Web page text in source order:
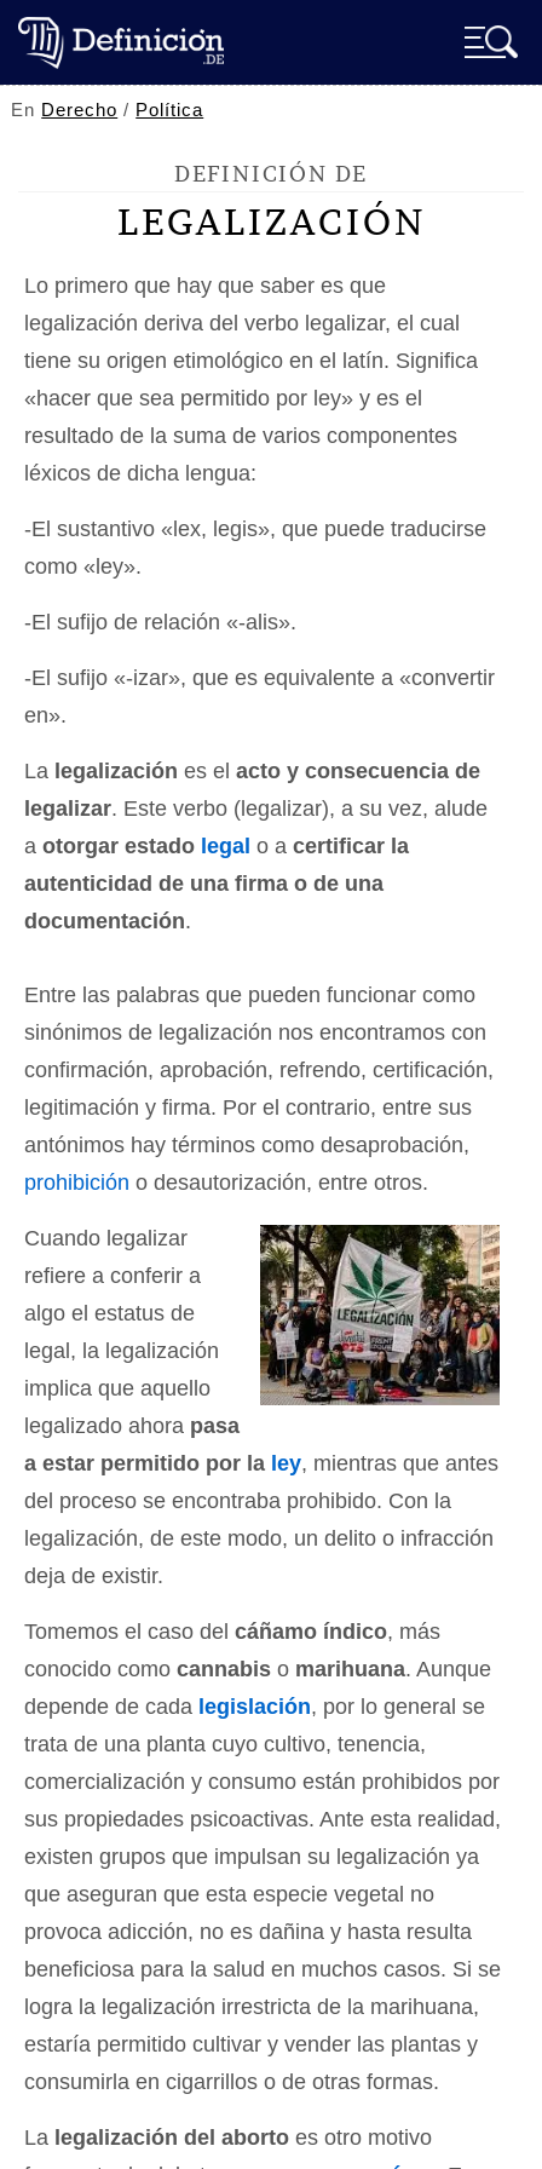
En Derecho / Política
DEFINICIÓN DE
LEGALIZACIÓN
Lo primero que hay que saber es que
legalización deriva del verbo legalizar, el cual
tiene su origen etimológico en el latín. Significa
«hacer que sea permitido por ley» y es el
resultado de la suma de varios componentes
léxicos de dicha lengua:
-El sustantivo «lex, legis», que puede traducirse
como «ley».
-El sufijo de relación «-alis».
-El sufijo «-izar», que es equivalente a «convertir
en».
La legalización es el acto y consecuencia de
legalizar. Este verbo (legalizar), a su vez, alude
a otorgar estado legal o a certificar la
autenticidad de una firma o de una
documentación.
Entre las palabras que pueden funcionar como
sinónimos de legalización nos encontramos con
confirmación, aprobación, refrendo, certificación,
legitimación y firma. Por el contrario, entre sus
antónimos hay términos como desaprobación,
prohibición o desautorización, entre otros.
Cuando legalizar
refiere a conferir a
algo el estatus de
legal, la legalización
implica que aquello
legalizado ahora pasa
a estar permitido por la ley, mientras que antes
del proceso se encontraba prohibido. Con la
legalización, de este modo, un delito o infracción
deja de existir.
Tomemos el caso del cáñamo índico, más
conocido como cannabis o marihuana. Aunque
depende de cada legislación, por lo general se
trata de una planta cuyo cultivo, tenencia,
comercialización y consumo están prohibidos por
sus propiedades psicoactivas. Ante esta realidad,
existen grupos que impulsan su legalización ya
que aseguran que esta especie vegetal no
provoca adicción, no es dañina y hasta resulta
beneficiosa para la salud en muchos casos. Si se
logra la legalización irrestricta de la marihuana,
estaría permitido cultivar y vender las plantas y
consumirla en cigarrillos o de otras formas.
La legalización del aborto es otro motivo